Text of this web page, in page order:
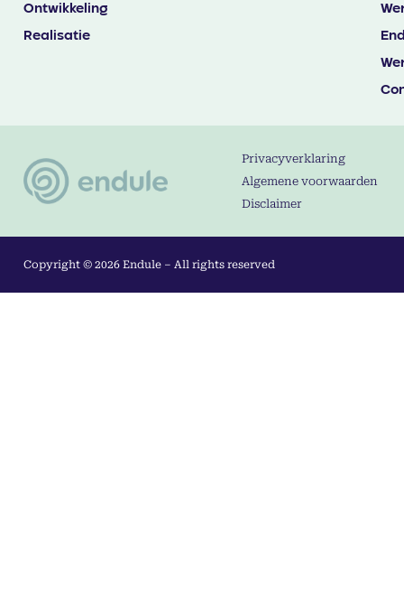
Ontwikkeling
Realisatie
Privacyverklaring
Algemene voorwaarden
Disclaimer
Copyright © 2026 Endule – All rights reserved